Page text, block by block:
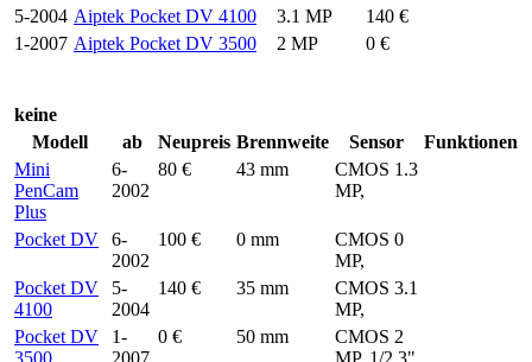
5-2004 Aiptek Pocket DV 4100 3.1 MP
140 €
1-2007 Aiptek Pocket DV 3500 2 MP 0 €
keine
Modell
ab Neupreis Brennweite Sensor
Funktionen
Mini
PenCam
Plus
6-
2002
80 € 43 mm
CMOS 1.3
MP,
Pocket DV
6-
2002
100 € 0 mm
CMOS 0
MP,
Pocket DV
4100
5-
2004
140 € 35 mm
CMOS 3.1
MP,
Pocket DV
3500
1-
2007
0 € 50 mm
CMOS 2
MP, 1/2,3"